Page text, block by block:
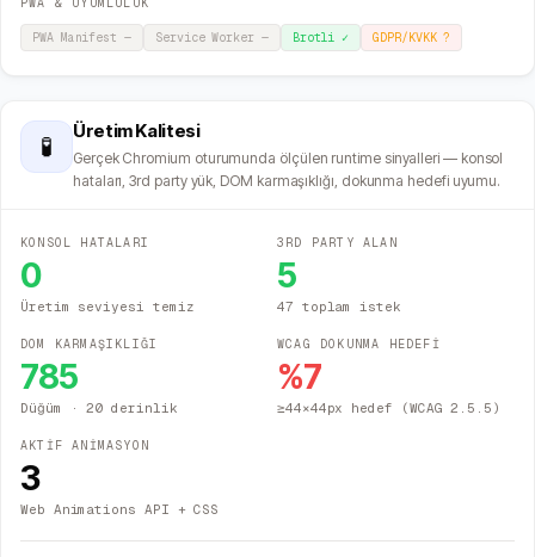
PWA Manifest— Service Worker — Brotli✓ GDPR/KVKK?
🧪
Üretim Kalitesi
Gerçek Chromium oturumunda ölçülen runtime sinyalleri — konsol
hataları, 3rd party yük, DOM karmaşıklığı, dokunma hedefi uyumu.
KONSOL HATALARI
0
Üretim seviyesi temiz
3RD PARTY ALAN
5
47 toplam istek
DOM KARMAŞIKLIĞI
785
Düğüm · 20 derinlik
WCAG DOKUNMA HEDEFİ
%7
≥44×44px hedef (WCAG 2.5.5)
AKTİF ANİMASYON
3
Web Animations API + CSS